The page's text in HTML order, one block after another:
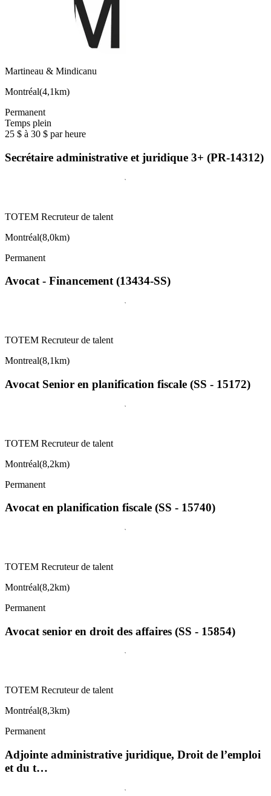
Martineau & Mindicanu
Montréal(4,1km)
Permanent
Temps plein
25 $ à 30 $ par heure
Secrétaire administrative et juridique 3+ (PR-14312)
TOTEM Recruteur de talent
Montréal(8,0km)
Permanent
Avocat - Financement (13434-SS)
TOTEM Recruteur de talent
Montreal(8,1km)
Avocat Senior en planification fiscale (SS - 15172)
TOTEM Recruteur de talent
Montréal(8,2km)
Permanent
Avocat en planification fiscale (SS - 15740)
TOTEM Recruteur de talent
Montréal(8,2km)
Permanent
Avocat senior en droit des affaires (SS - 15854)
TOTEM Recruteur de talent
Montréal(8,3km)
Permanent
Adjointe administrative juridique, Droit de l’emploi
et du t…